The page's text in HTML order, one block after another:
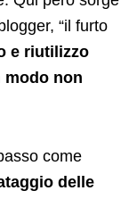
“il furto
e riutilizzo
non
come
delle